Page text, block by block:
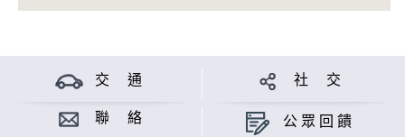
交 通 社 交
聯 絡 公眾回饋